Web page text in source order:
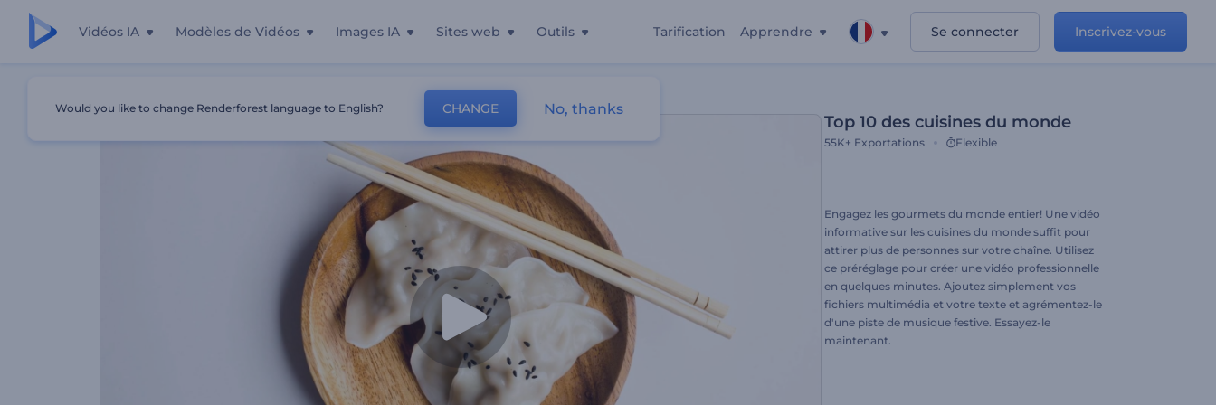
Vidéos IA Modèles de Vidéos Images IA Sites web Outils Tarification Apprendre Se connecter Inscrivez-vous
Top 10 des cuisines du monde
55K+ Exportations Flexible
Engagez les gourmets du monde entier! Une vidéo
informative sur les cuisines du monde suffit pour
attirer plus de personnes sur votre chaîne. Utilisez
ce préréglage pour créer une vidéo professionnelle
en quelques minutes. Ajoutez simplement vos
fichiers multimédia et votre texte et agrémentez-le
d'une piste de musique festive. Essayez-le
maintenant.
Would you like to change Renderforest language to English? CHANGE No, thanks